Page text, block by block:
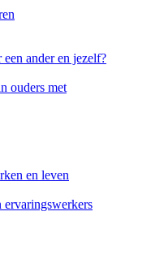
ander en jezelf?
ouders met
en leven
ervaringswerkers